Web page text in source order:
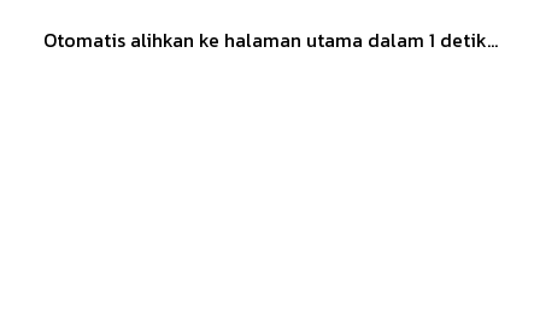
Otomatis alihkan ke halaman utama dalam 1 detik...